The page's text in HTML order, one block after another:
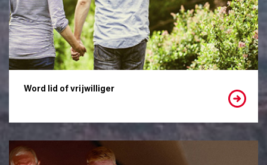
Word lid of vrijwilliger